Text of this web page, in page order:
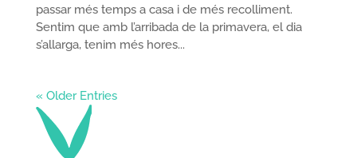
passar més temps a casa i de més recolliment.
Sentim que amb l’arribada de la primavera, el dia
s’allarga, tenim més hores...
« Older Entries